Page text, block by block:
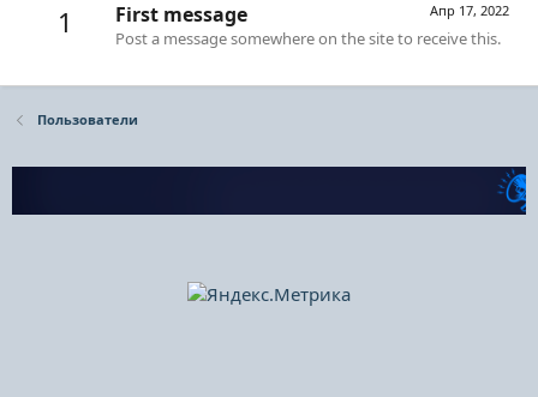
1 Апр 17, 2022
First message
Post a message somewhere on the site to receive this.
Пользователи